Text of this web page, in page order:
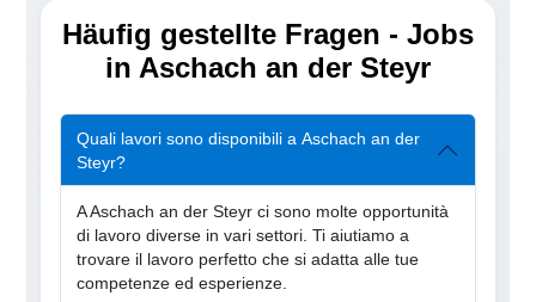
Häufig gestellte Fragen - Jobs
in Aschach an der Steyr
Quali lavori sono disponibili a Aschach an der
Steyr?
A Aschach an der Steyr ci sono molte opportunità
di lavoro diverse in vari settori. Ti aiutiamo a
trovare il lavoro perfetto che si adatta alle tue
competenze ed esperienze.